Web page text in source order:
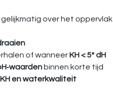
over het oppervlak
of wanneer KH < 5° dH
binnen korte tijd
KH en waterkwaliteit